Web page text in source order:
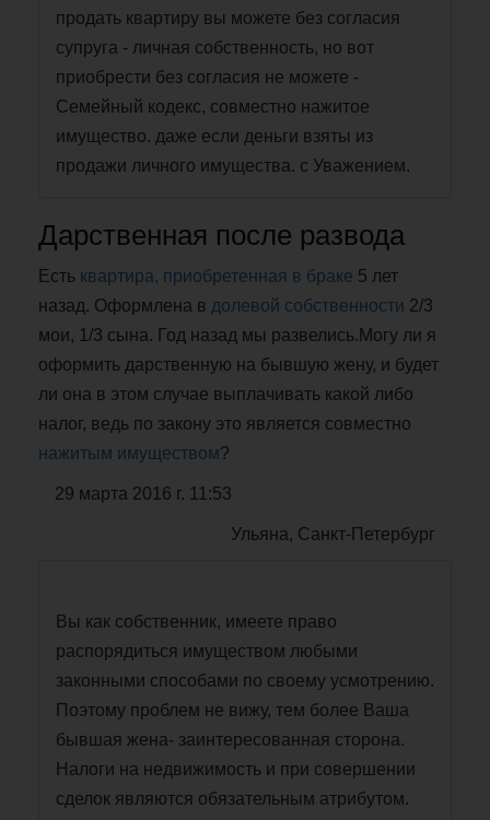
продать квартиру вы можете без согласия
супруга - личная собственность, но вот
приобрести без согласия не можете -
Семейный кодекс, совместно нажитое
имущество. даже если деньги взяты из
продажи личного имущества. с Уважением.
Дарственная после развода
Есть квартира, приобретенная в браке 5 лет
назад. Оформлена в долевой собственности 2/3
мои, 1/3 сына. Год назад мы развелись.Могу ли я
оформить дарственную на бывшую жену, и будет
ли она в этом случае выплачивать какой либо
налог, ведь по закону это является совместно
нажитым имуществом?
29 марта 2016 г. 11:53
Ульяна, Санкт-Петербург
Вы как собственник, имеете право
распорядиться имуществом любыми
законными способами по своему усмотрению.
Поэтому проблем не вижу, тем более Ваша
бывшая жена- заинтересованная сторона.
Налоги на недвижимость и при совершении
сделок являются обязательным атрибутом.